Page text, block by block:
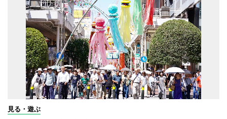
見る・遊ぶ